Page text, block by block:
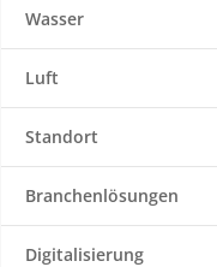
Wasser
Luft
Standort
Branchenlösungen
Digitalisierung